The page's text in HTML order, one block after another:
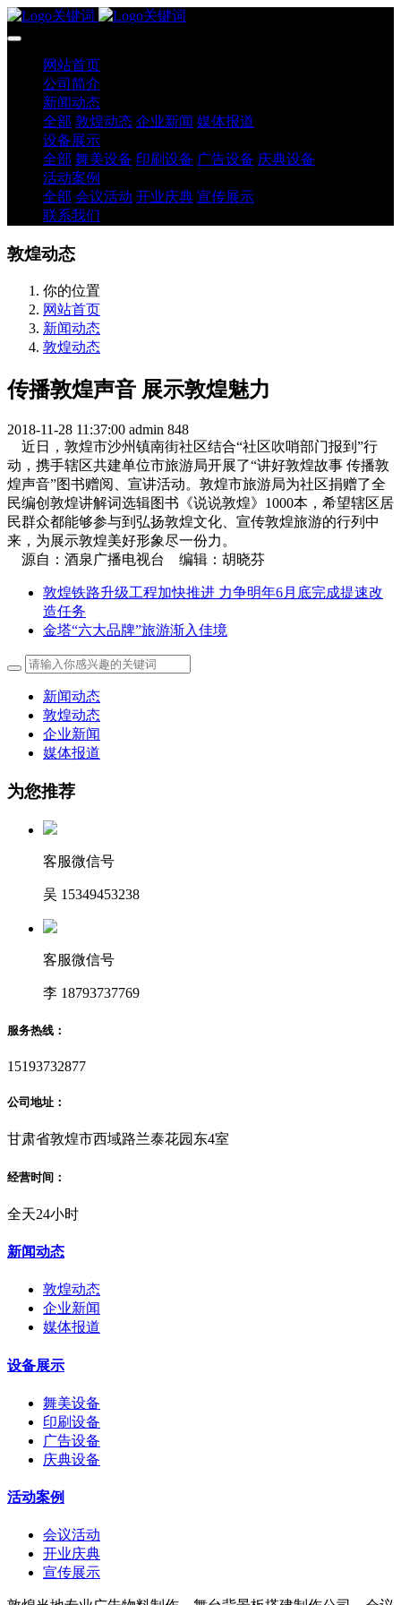
网站首页
公司简介
新闻动态
全部 敦煌动态 企业新闻 媒体报道
设备展示
全部 舞美设备 印刷设备 广告设备 庆典设备
活动案例
全部 会议活动 开业庆典 宣传展示
联系我们
敦煌动态
你的位置
网站首页
新闻动态
敦煌动态
传播敦煌声音 展示敦煌魅力
2018-11-28 11:37:00 admin 848
近日，敦煌市沙州镇南街社区结合“社区吹哨部门报到”行
动，携手辖区共建单位市旅游局开展了“讲好敦煌故事 传播敦
煌声音”图书赠阅、宣讲活动。敦煌市旅游局为社区捐赠了全
民编创敦煌讲解词选辑图书《说说敦煌》1000本，希望辖区居
民群众都能够参与到弘扬敦煌文化、宣传敦煌旅游的行列中
来，为展示敦煌美好形象尽一份力。
源自：酒泉广播电视台 编辑：胡晓芬
敦煌铁路升级工程加快推进 力争明年6月底完成提速改
造任务
金塔“六大品牌”旅游渐入佳境
新闻动态
敦煌动态
企业新闻
媒体报道
为您推荐
客服微信号
吴 15349453238
客服微信号
李 18793737769
服务热线：
15193732877
公司地址：
甘肃省敦煌市西域路兰泰花园东4室
经营时间：
全天24小时
新闻动态
敦煌动态
企业新闻
媒体报道
设备展示
舞美设备
印刷设备
广告设备
庆典设备
活动案例
会议活动
开业庆典
宣传展示